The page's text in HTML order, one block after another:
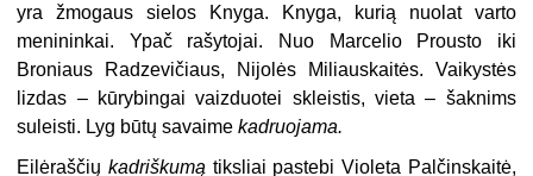
yra žmogaus sielos Knyga. Knyga, kurią nuolat varto
menininkai. Ypač rašytojai. Nuo Marcelio Prousto iki
Broniaus Radzevičiaus, Nijolės Miliauskaitės. Vaikystės
lizdas – kūrybingai vaizduotei skleistis, vieta – šaknims
suleisti. Lyg būtų savaimekadruojama.
Eilėraščiųkadriškumą tiksliai pastebi Violeta Palčinskaitė,